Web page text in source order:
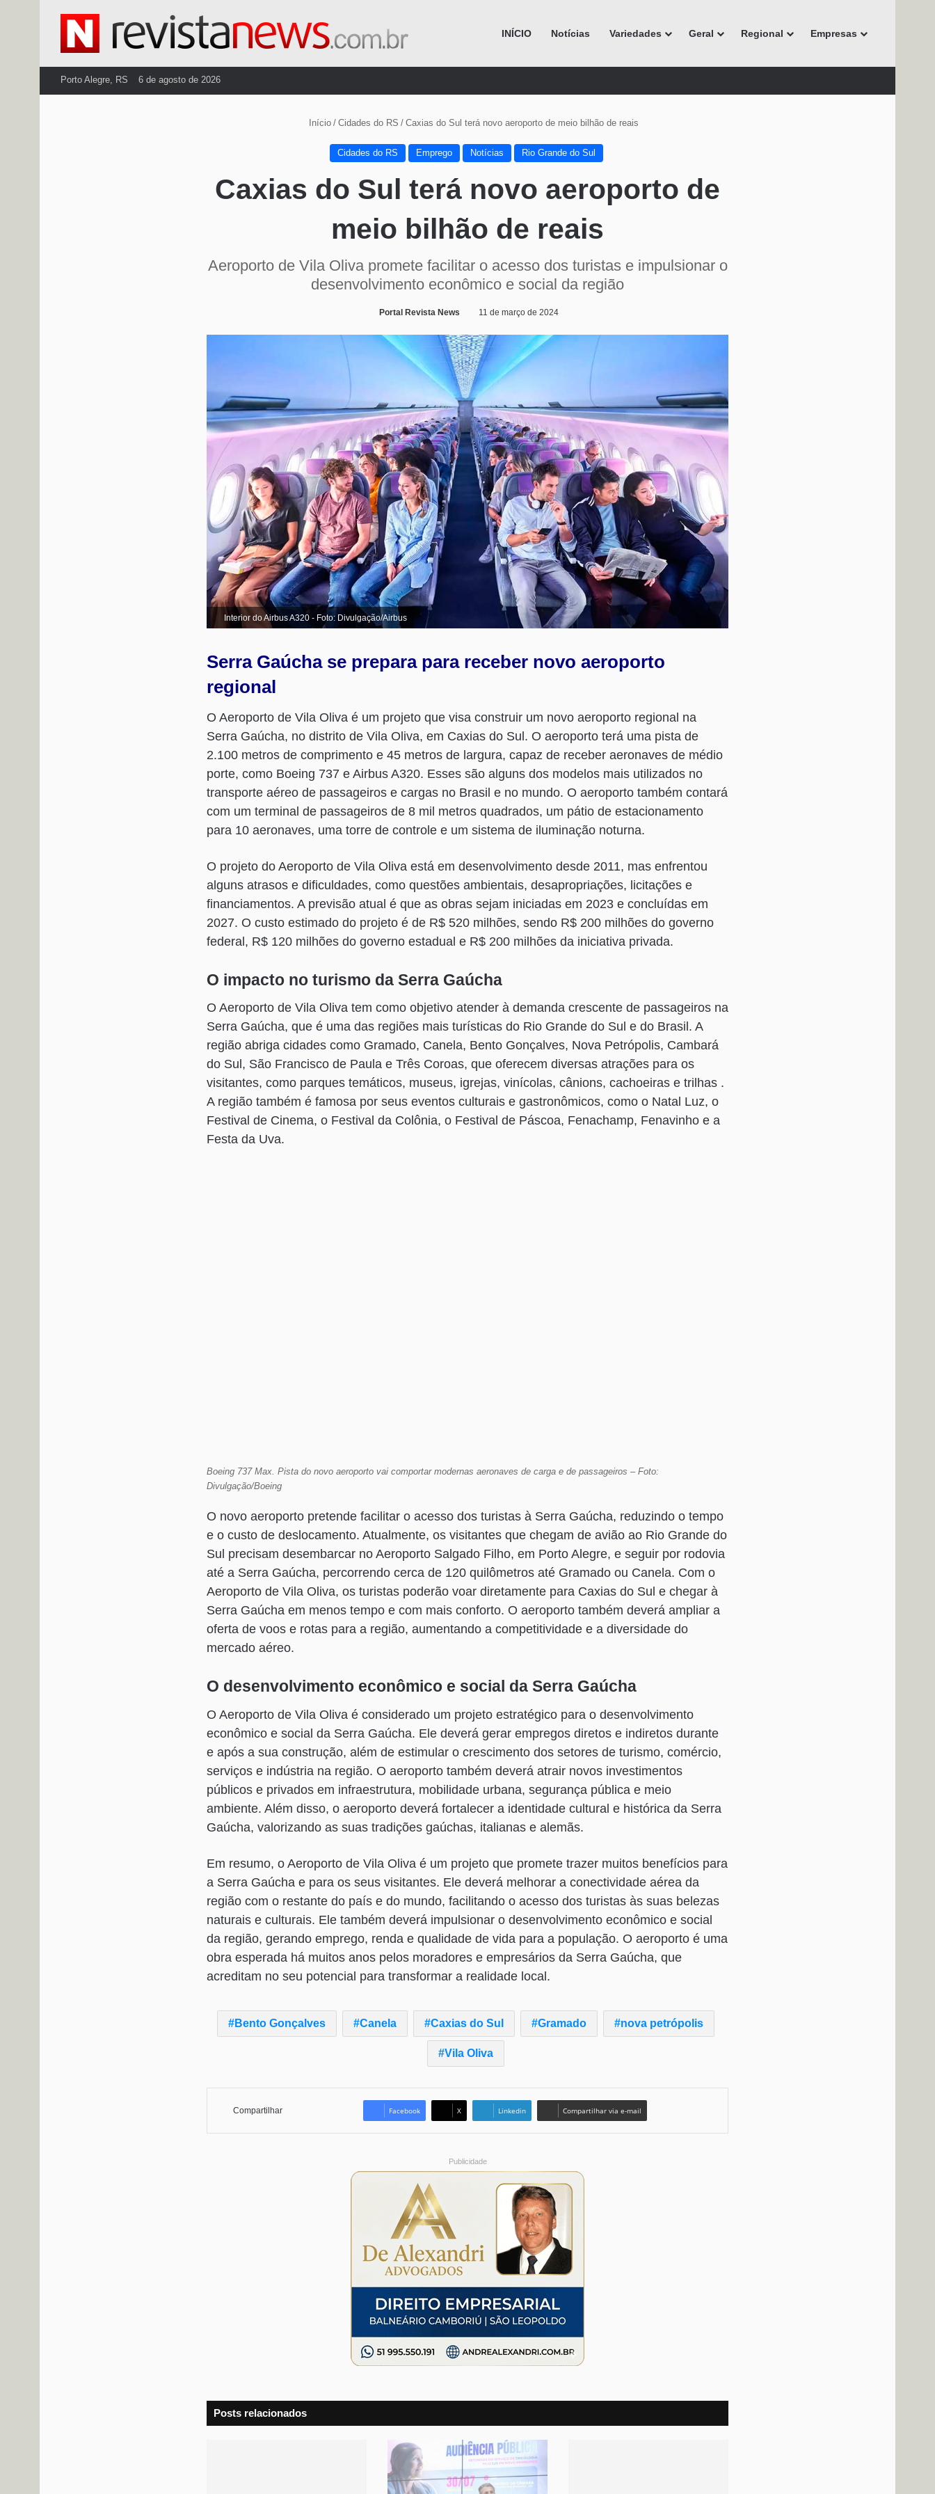
INÍCIO Notícias Variedades Geral Regional Empresas
Porto Alegre, RS 6 de agosto de 2026
Início / Cidades do RS / Caxias do Sul terá novo aeroporto de meio bilhão de reais
Cidades do RS Emprego Notícias Rio Grande do Sul
Caxias do Sul terá novo aeroporto de
meio bilhão de reais
Aeroporto de Vila Oliva promete facilitar o acesso dos turistas e impulsionar o
desenvolvimento econômico e social da região
Portal Revista News 11 de março de 2024
Interior do Airbus A320 - Foto: Divulgação/Airbus
Serra Gaúcha se prepara para receber novo aeroporto
regional
O Aeroporto de Vila Oliva é um projeto que visa construir um novo aeroporto regional na
Serra Gaúcha, no distrito de Vila Oliva, em Caxias do Sul. O aeroporto terá uma pista de
2.100 metros de comprimento e 45 metros de largura, capaz de receber aeronaves de médio
porte, como Boeing 737 e Airbus A320. Esses são alguns dos modelos mais utilizados no
transporte aéreo de passageiros e cargas no Brasil e no mundo. O aeroporto também contará
com um terminal de passageiros de 8 mil metros quadrados, um pátio de estacionamento
para 10 aeronaves, uma torre de controle e um sistema de iluminação noturna.
O projeto do Aeroporto de Vila Oliva está em desenvolvimento desde 2011, mas enfrentou
alguns atrasos e dificuldades, como questões ambientais, desapropriações, licitações e
financiamentos. A previsão atual é que as obras sejam iniciadas em 2023 e concluídas em
2027. O custo estimado do projeto é de R$ 520 milhões, sendo R$ 200 milhões do governo
federal, R$ 120 milhões do governo estadual e R$ 200 milhões da iniciativa privada.
O impacto no turismo da Serra Gaúcha
O Aeroporto de Vila Oliva tem como objetivo atender à demanda crescente de passageiros na
Serra Gaúcha, que é uma das regiões mais turísticas do Rio Grande do Sul e do Brasil. A
região abriga cidades como Gramado, Canela, Bento Gonçalves, Nova Petrópolis, Cambará
do Sul, São Francisco de Paula e Três Coroas, que oferecem diversas atrações para os
visitantes, como parques temáticos, museus, igrejas, vinícolas, cânions, cachoeiras e trilhas .
A região também é famosa por seus eventos culturais e gastronômicos, como o Natal Luz, o
Festival de Cinema, o Festival da Colônia, o Festival de Páscoa, Fenachamp, Fenavinho e a
Festa da Uva.
Boeing 737 Max. Pista do novo aeroporto vai comportar modernas aeronaves de carga e de passageiros – Foto:
Divulgação/Boeing
O novo aeroporto pretende facilitar o acesso dos turistas à Serra Gaúcha, reduzindo o tempo
e o custo de deslocamento. Atualmente, os visitantes que chegam de avião ao Rio Grande do
Sul precisam desembarcar no Aeroporto Salgado Filho, em Porto Alegre, e seguir por rodovia
até a Serra Gaúcha, percorrendo cerca de 120 quilômetros até Gramado ou Canela. Com o
Aeroporto de Vila Oliva, os turistas poderão voar diretamente para Caxias do Sul e chegar à
Serra Gaúcha em menos tempo e com mais conforto. O aeroporto também deverá ampliar a
oferta de voos e rotas para a região, aumentando a competitividade e a diversidade do
mercado aéreo.
O desenvolvimento econômico e social da Serra Gaúcha
O Aeroporto de Vila Oliva é considerado um projeto estratégico para o desenvolvimento
econômico e social da Serra Gaúcha. Ele deverá gerar empregos diretos e indiretos durante
e após a sua construção, além de estimular o crescimento dos setores de turismo, comércio,
serviços e indústria na região. O aeroporto também deverá atrair novos investimentos
públicos e privados em infraestrutura, mobilidade urbana, segurança pública e meio
ambiente. Além disso, o aeroporto deverá fortalecer a identidade cultural e histórica da Serra
Gaúcha, valorizando as suas tradições gaúchas, italianas e alemãs.
Em resumo, o Aeroporto de Vila Oliva é um projeto que promete trazer muitos benefícios para
a Serra Gaúcha e para os seus visitantes. Ele deverá melhorar a conectividade aérea da
região com o restante do país e do mundo, facilitando o acesso dos turistas às suas belezas
naturais e culturais. Ele também deverá impulsionar o desenvolvimento econômico e social
da região, gerando emprego, renda e qualidade de vida para a população. O aeroporto é uma
obra esperada há muitos anos pelos moradores e empresários da Serra Gaúcha, que
acreditam no seu potencial para transformar a realidade local.
Bento Gonçalves Canela Caxias do Sul Gramado nova petrópolis
Vila Oliva
Compartilhar Facebook X Linkedin Compartilhar via e-mail
Publicidade
Posts relacionados